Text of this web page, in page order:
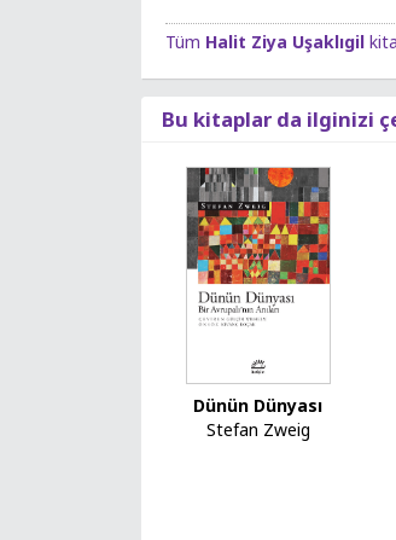
Tüm Halit Ziya Uşaklıgil
Bu kitaplar da ilginizi
Dünün Dünyası
Stefan Zweig